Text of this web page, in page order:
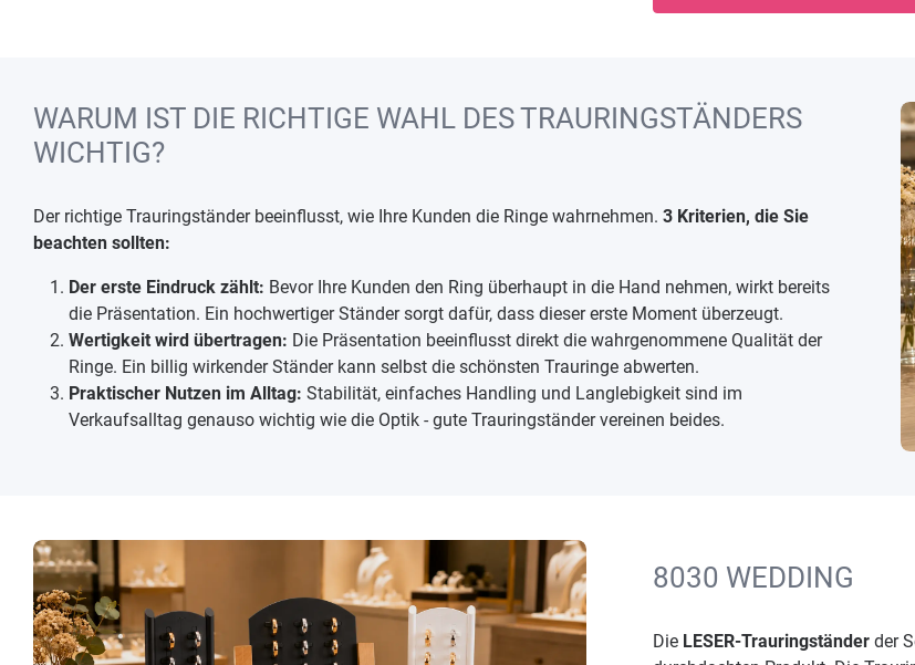
WARUM IST DIE RICHTIGE WAHL DES TRAURINGSTÄNDERS
WICHTIG?
Der richtige Trauringständer beeinflusst, wie Ihre Kunden die Ringe wahrnehmen. 3 Kriterien, die Sie
beachten sollten:
Der erste Eindruck zählt: Bevor Ihre Kunden den Ring überhaupt in die Hand nehmen, wirkt bereits
die Präsentation. Ein hochwertiger Ständer sorgt dafür, dass dieser erste Moment überzeugt.
Wertigkeit wird übertragen: Die Präsentation beeinflusst direkt die wahrgenommene Qualität der
Ringe. Ein billig wirkender Ständer kann selbst die schönsten Trauringe abwerten.
Praktischer Nutzen im Alltag: Stabilität, einfaches Handling und Langlebigkeit sind im
Verkaufsalltag genauso wichtig wie die Optik - gute Trauringständer vereinen beides.
8030 WEDDING
Die LESER-Trauringständer der